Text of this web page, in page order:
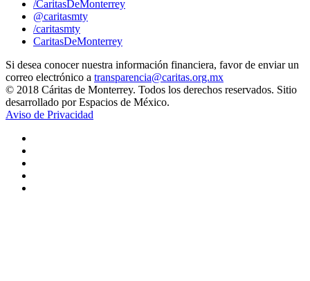
/CaritasDeMonterrey
@caritasmty
/caritasmty
CaritasDeMonterrey
Si desea conocer nuestra información financiera, favor de enviar un
correo electrónico a transparencia@caritas.org.mx
© 2018 Cáritas de Monterrey. Todos los derechos reservados. Sitio
desarrollado por Espacios de México.
Aviso de Privacidad